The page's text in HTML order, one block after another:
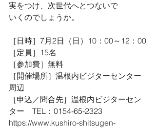
実をつけ、次世代へとつないで
いくのでしょうか。
［日時］7月2日（日）10：00～12：00
［定員］15名
［参加費］無料
［開催場所］温根内ビジターセンター
周辺
［申込／問合先］温根内ビジターセン
ター　TEL：0154-65-2323
https://www.kushiro-shitsugen-